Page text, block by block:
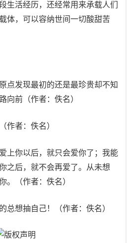
生活经历，还经常用来承载人们
体，可以容纳世间一切酸甜苦
点发现最初的还是最珍贵却不知
向前（作者：佚名）
作者：佚名）
上你以后，就只会爱你了；我能
之后，就不会再爱了。从未想
。（作者：佚名）
总想抽自己！（作者：佚名）